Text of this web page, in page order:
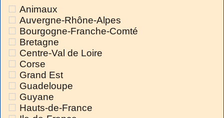
Animaux
Auvergne-Rhône-Alpes
Bourgogne-Franche-Comté
Bretagne
Centre-Val de Loire
Corse
Grand Est
Guadeloupe
Guyane
Hauts-de-France